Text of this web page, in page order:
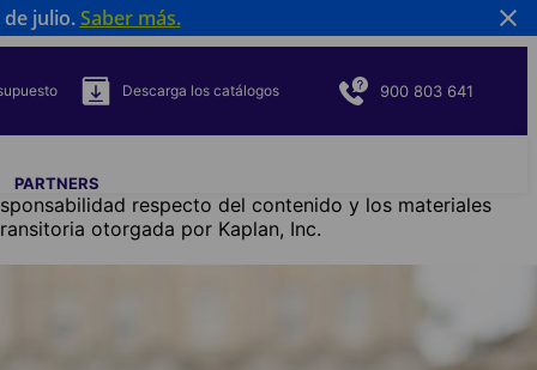
Descarga los catálogos 900 803 641
PARTNERS
respecto del contenido y los materiales
otorgada por Kaplan, Inc.
julio.Saber más.